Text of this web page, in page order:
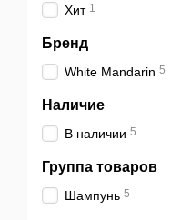
Хит 1
Бренд
White Mandarin 5
Наличие
В наличии 5
Группа товаров
Шампунь 5